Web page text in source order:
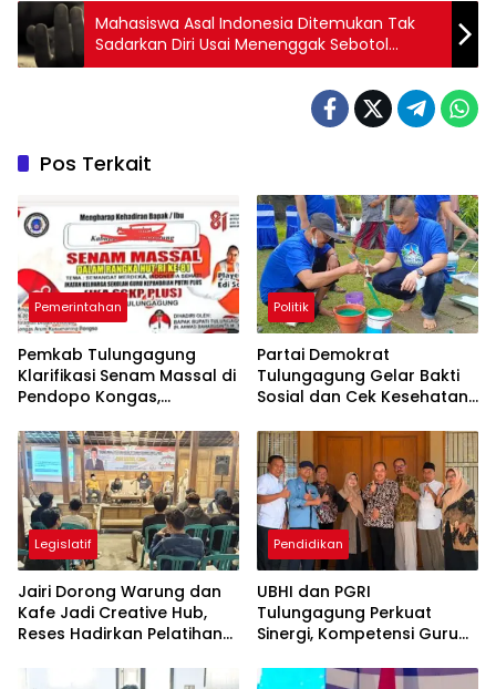
Mahasiswa Asal Indonesia Ditemukan Tak
Sadarkan Diri Usai Menenggak Sebotol
Pembersih Lantai
Pos Terkait
Pemerintahan
Pemkab Tulungagung
Klarifikasi Senam Massal di
Pendopo Kongas,
Resmi Daerah
Politik
Partai Demokrat
Tulungagung Gelar Bakti
Sosial dan Cek Kesehatan
Legislatif
Jairi Dorong Warung dan
Kafe Jadi Creative Hub,
Reses Hadirkan Pelatihan
Pendidikan
UBHI dan PGRI
Tulungagung Perkuat
Sinergi, Kompetensi Guru